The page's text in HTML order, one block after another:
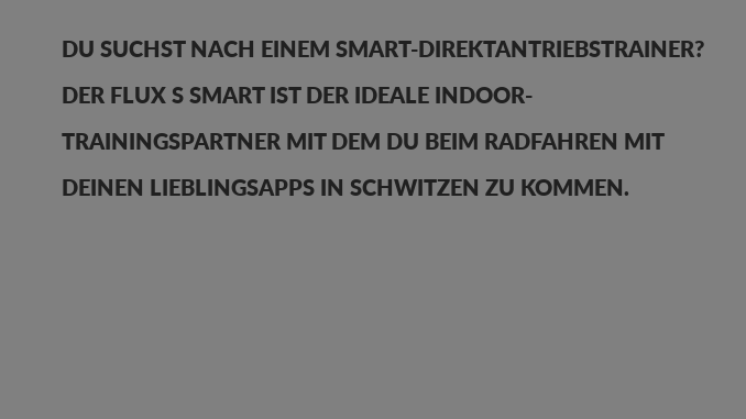
DU SUCHST NACH EINEM SMART-DIREKTANTRIEBSTRAINER?
DER FLUX S SMART IST DER IDEALE INDOOR-
TRAININGSPARTNER MIT DEM DU BEIM RADFAHREN MIT
DEINEN LIEBLINGSAPPS IN SCHWITZEN ZU KOMMEN.